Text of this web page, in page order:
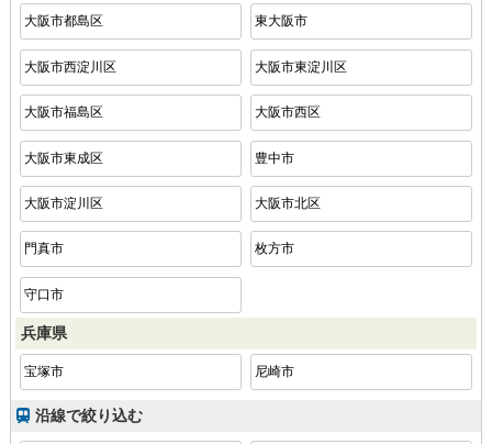
大阪市都島区 東大阪市
大阪市西淀川区 大阪市東淀川区
大阪市福島区 大阪市西区
大阪市東成区 豊中市
大阪市淀川区 大阪市北区
門真市 枚方市
守口市
兵庫県
宝塚市 尼崎市
沿線で絞り込む